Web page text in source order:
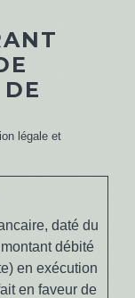
légale et
daté du
débité
en exécution
en faveur de